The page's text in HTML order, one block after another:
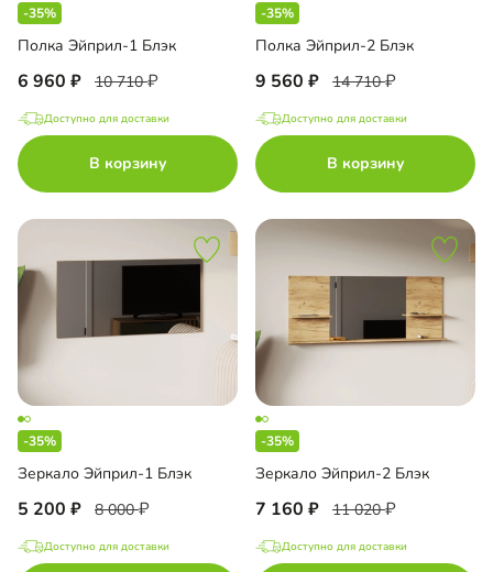
-35%
Полка Эйприл-1 Блэк
6 960 10 710
Доступно для доставки
В корзину
-35%
Полка Эйприл-2 Блэк
9 560 14 710
Доступно для доставки
В корзину
-35%
Зеркало Эйприл-1 Блэк
5 200 8 000
Доступно для доставки
-35%
Зеркало Эйприл-2 Блэк
7 160 11 020
Доступно для доставки